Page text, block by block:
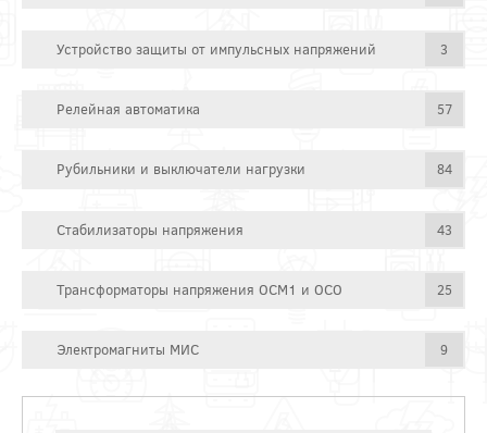
Устройство защиты от импульсных напряжений 3
Релейная автоматика 57
Рубильники и выключатели нагрузки 84
Стабилизаторы напряжения 43
Трансформаторы напряжения ОСМ1 и ОСО 25
Электромагниты МИС 9